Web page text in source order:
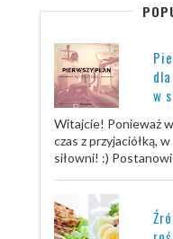
w
Witajcie! Ponieważ
czas z przyjaciółką,
siłowni! :)